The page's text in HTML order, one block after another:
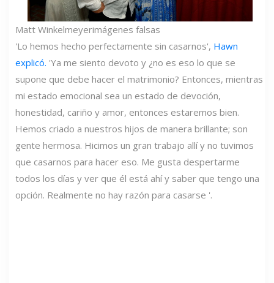
Matt Winkelmeyerimágenes falsas
'Lo hemos hecho perfectamente sin casarnos', Hawn
explicó. 'Ya me siento devoto y ¿no es eso lo que se
supone que debe hacer el matrimonio? Entonces, mientras
mi estado emocional sea un estado de devoción,
honestidad, cariño y amor, entonces estaremos bien.
Hemos criado a nuestros hijos de manera brillante; son
gente hermosa. Hicimos un gran trabajo allí y no tuvimos
que casarnos para hacer eso. Me gusta despertarme
todos los días y ver que él está ahí y saber que tengo una
opción. Realmente no hay razón para casarse '.